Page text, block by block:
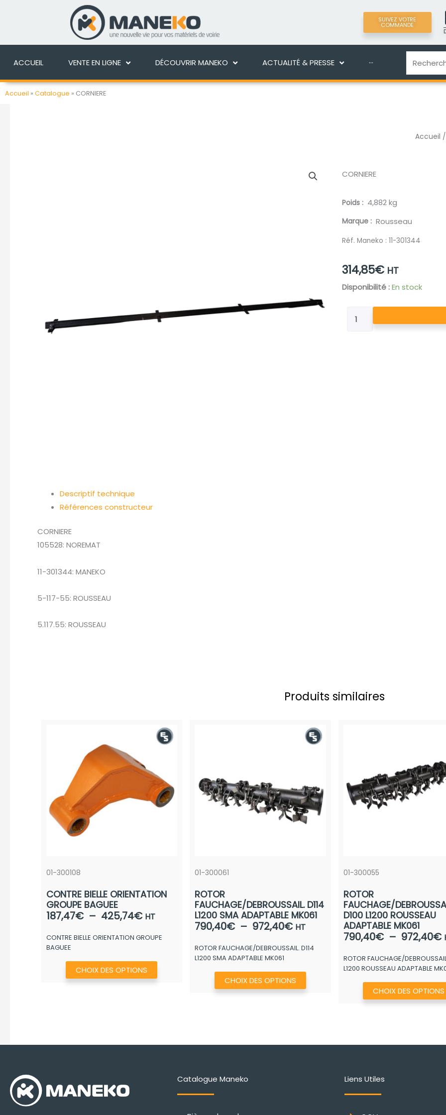
SUIVEZ VOTRE
COMMANDE
ACCUEIL VENTE EN LIGNE DÉCOUVRIR MANEKO ACTUALITÉ & PRESSE ···
ACCUEIL VENTE EN LIGNE ACTUALITÉ &
Accueil » Catalogue » CORNIERE
Accueil /
CORNIERE
Poids 4,882 kg
Marque Rousseau
Réf. Maneko : 11-301344
314,85€ HT
Disponibilité :En stock
quantité
Descriptif technique
Références constructeur
CORNIERE
105528: NOREMAT
11-301344: MANEKO
5-117-55: ROUSSEAU
5.117.55: ROUSSEAU
Produits similaires
01-300108
CONTRE BIELLE ORIENTATION
GROUPE BAGUEE
187,47€ – 425,74€Plage
prix :
à
425,74€
HT
CONTRE BIELLE ORIENTATION GROUPE
BAGUEE
CHOIX DES OPTIONS
Ce
produit
options
choisies
01-300061
ROTOR
FAUCHAGE/DEBROUSSAIL. D114
L1200 SMA ADAPTABLE MK061
790,40€ – 972,40€Plage
prix :
à
972,40€
HT
ROTOR FAUCHAGE/DEBROUSSAIL. D114
L1200 SMA ADAPTABLE MK061
CHOIX DES OPTIONS
Ce
produit
01-300055
ROTOR
FAUCHAGE/
D100 L1200 ROUSSEAU
ADAPTABLE MK061
790,40€ – 972,40€
ROTOR FAUCHAGE/
L1200 ROUSSEAU ADAPTABLE
CHOIX DES OPTIONS
Liens Utiles
Catalogue Maneko